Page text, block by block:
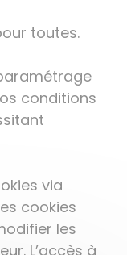
toutes.
conditions
via
cookies
les
L’accès à